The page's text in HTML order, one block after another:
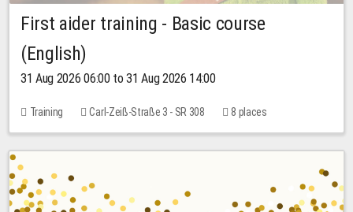
First aider training - Basic course
(English)
31 Aug 2026 06:00 to 31 Aug 2026 14:00
Training Carl-Zeiß-Straße 3 - SR 308 8 places